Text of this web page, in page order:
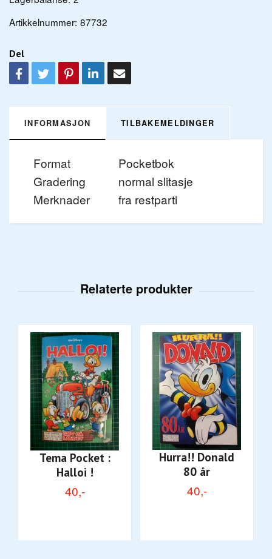
Artikkelnummer: 87732
Del
INFORMASJON TILBAKEMELDINGER
Format
Pocketbok
Gradering
normal slitasje
Merknader
fra restparti
Tema Pocket :
Halloi !
40,-
Hurra!! Donald
80 år
40,-